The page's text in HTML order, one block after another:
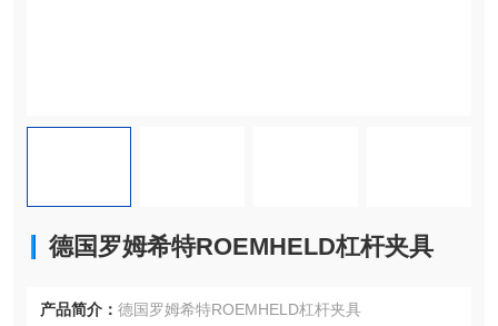
德国罗姆希特ROEMHELD杠杆夹具
产品简介： 德国罗姆希特ROEMHELD杠杆夹具